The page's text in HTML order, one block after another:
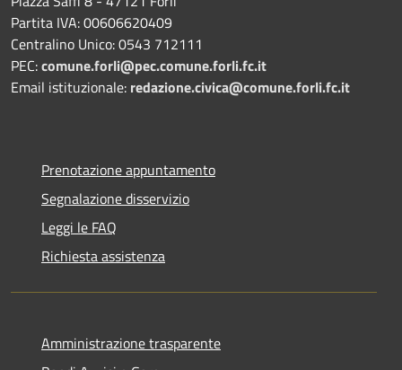
Partita IVA: 00606620409
Centralino Unico: 0543 712111
PEC:comune.forli@pec.comune.forli.fc.it
Email istituzionale: redazione.civica@comune.forli.fc.it
Prenotazione appuntamento
Segnalazione disservizio
Leggi le FAQ
Richiesta assistenza
Amministrazione trasparente